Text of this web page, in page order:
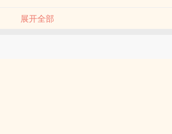
奶吧，别出来碰瓷害人！”下一秒，众人面
。众人：呜呜，脸疼，我还是回去重新学医
的大坏蛋！
展开全部